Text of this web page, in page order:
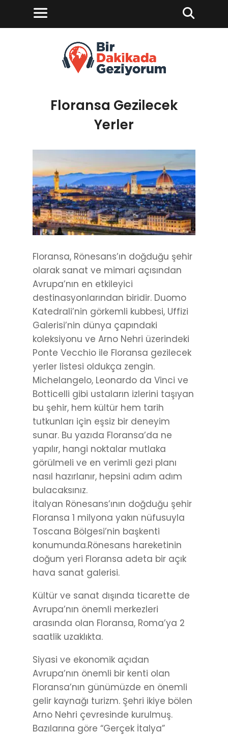
Floransa Gezilecek
Yerler
Floransa, Rönesans’ın doğduğu şehir
olarak sanat ve mimari açısından
Avrupa’nın en etkileyici
destinasyonlarından biridir. Duomo
Katedrali’nin görkemli kubbesi, Uffizi
Galerisi’nin dünya çapındaki
koleksiyonu ve Arno Nehri üzerindeki
Ponte Vecchio ile Floransa gezilecek
yerler listesi oldukça zengin.
Michelangelo, Leonardo da Vinci ve
Botticelli gibi ustaların izlerini taşıyan
bu şehir, hem kültür hem tarih
tutkunları için eşsiz bir deneyim
sunar. Bu yazıda Floransa’da ne
yapılır, hangi noktalar mutlaka
görülmeli ve en verimli gezi planı
nasıl hazırlanır, hepsini adım adım
bulacaksınız.
İtalyan Rönesans’ının doğduğu şehir
Floransa 1 milyona yakın nüfusuyla
Toscana Bölgesi’nin başkenti
konumunda.Rönesans hareketinin
doğum yeri Floransa adeta bir açık
hava sanat galerisi.
Kültür ve sanat dışında ticarette de
Avrupa’nın önemli merkezleri
arasında olan Floransa, Roma’ya 2
saatlik uzaklıkta.
Siyasi ve ekonomik açıdan
Avrupa’nın önemli bir kenti olan
Floransa’nın günümüzde en önemli
gelir kaynağı turizm. Şehri ikiye bölen
Arno Nehri çevresinde kurulmuş.
Bazılarına göre “Gerçek İtalya”